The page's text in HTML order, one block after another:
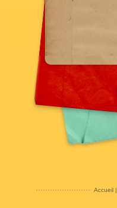
Accueil|